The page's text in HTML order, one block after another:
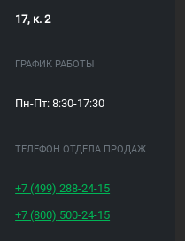
17, к. 2
ГРАФИК РАБОТЫ
Пн-Пт: 8:30-17:30
ТЕЛЕФОН ОТДЕЛА ПРОДАЖ
+7 (499) 288-24-15
+7 (800) 500-24-15